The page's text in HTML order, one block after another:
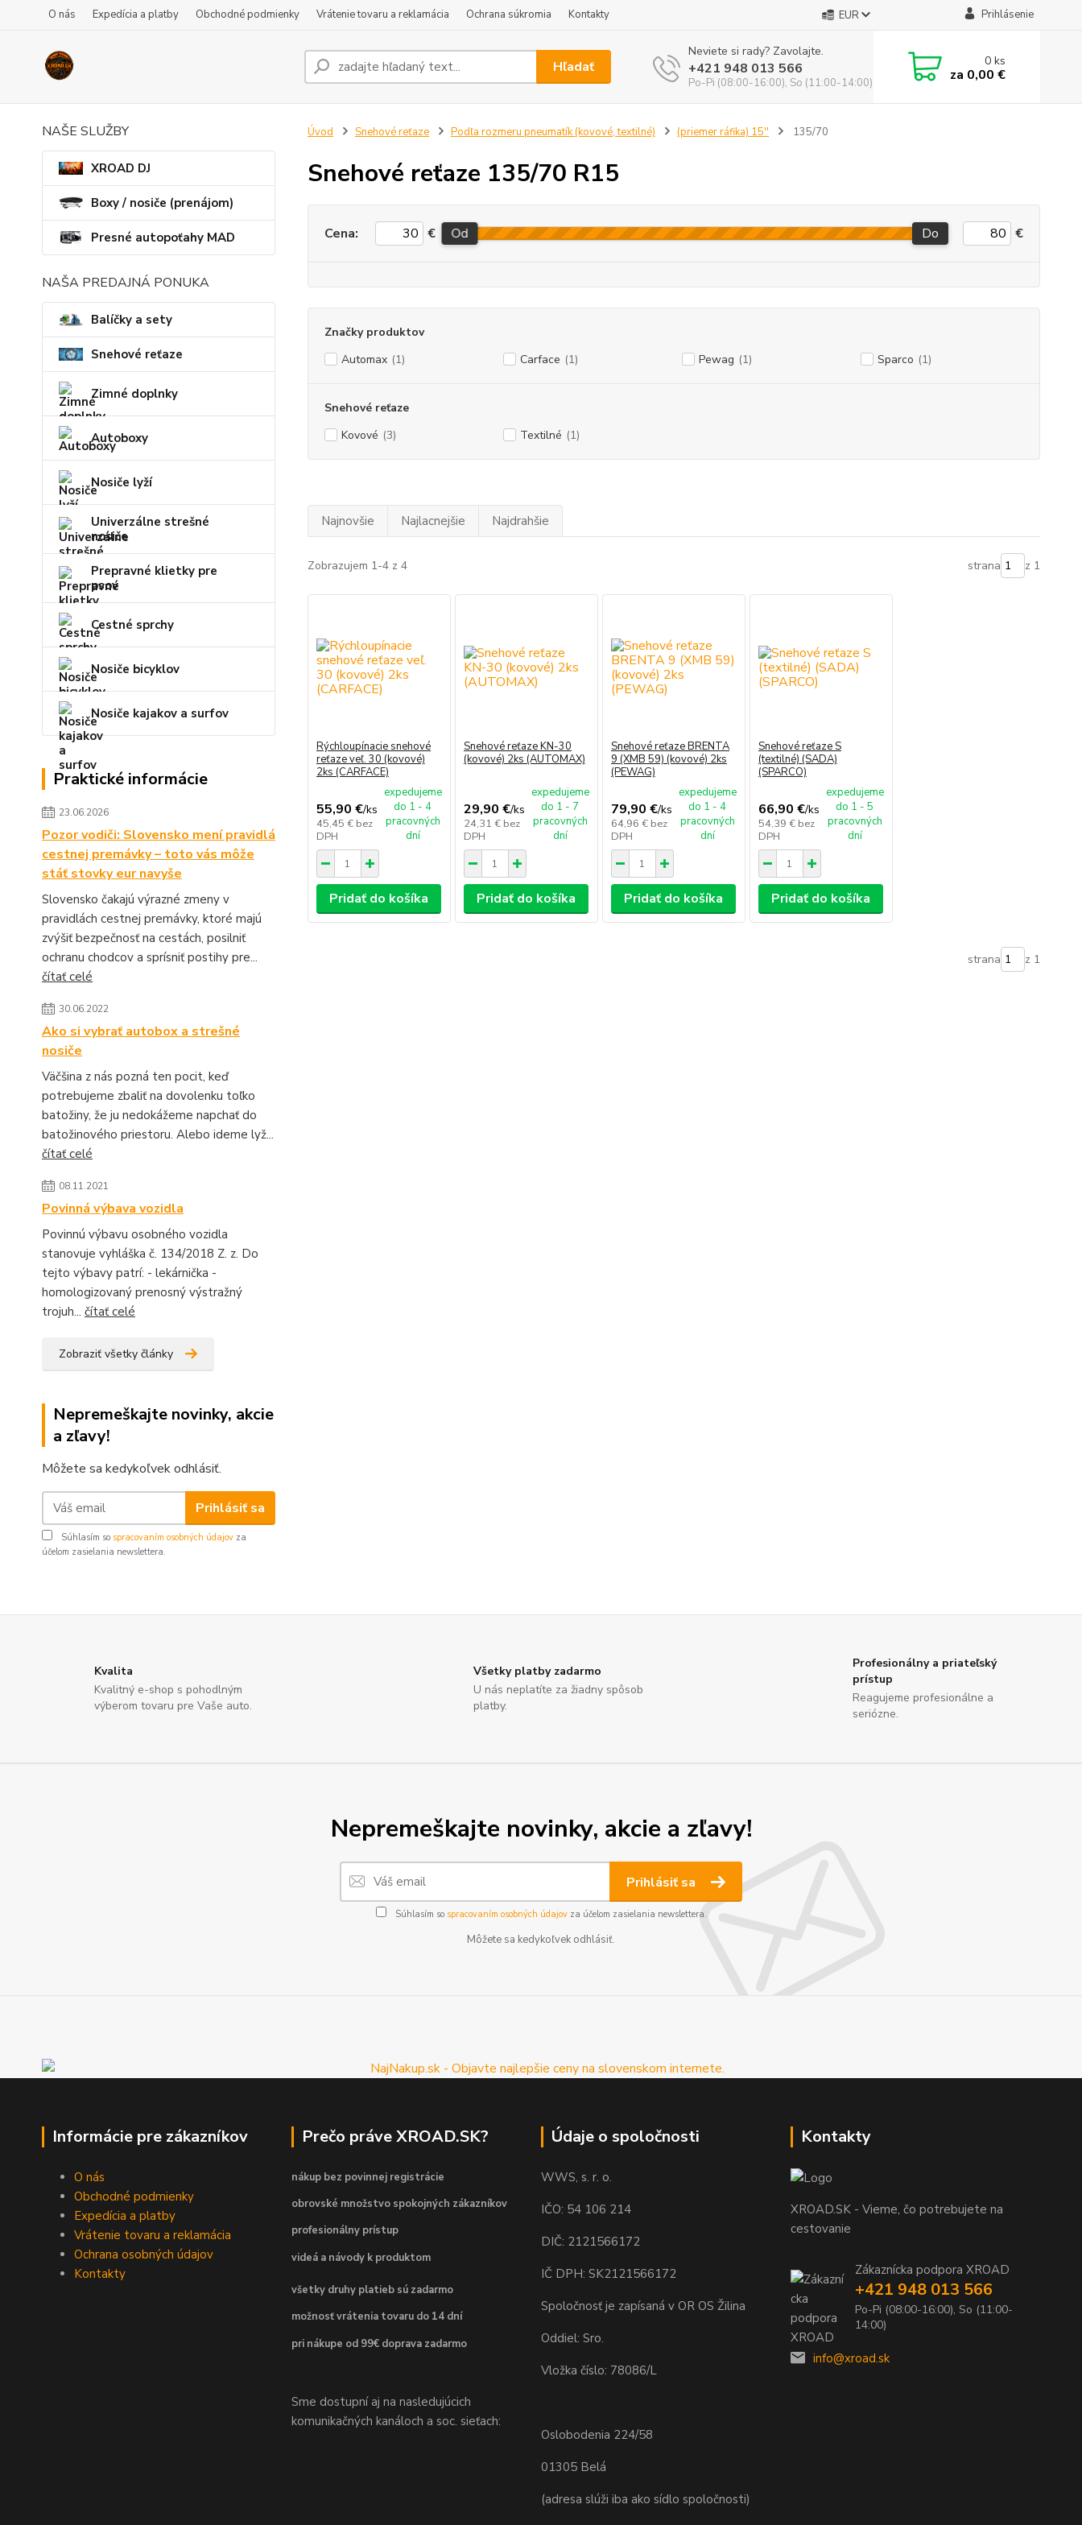
O nás Expedícia a platby Obchodné podmienky Vrátenie tovaru a reklamácia Ochrana súkromia Kontakty EUR Prihlásenie
Hľadať
Neviete si rady? Zavolajte.
+421 948 013 566
Po-Pi (08:00-16:00), So (11:00-14:00)
0ks
za 0,00 €
NAŠE SLUŽBY
XROAD DJ
Boxy / nosiče (prenájom)
Presné autopoťahy MAD
NAŠA PREDAJNÁ PONUKA
Balíčky a sety
Snehové reťaze
Zimné doplnky
Autoboxy
Nosiče lyží
Univerzálne strešné
nosiče
Prepravné klietky pre
psov
Cestné sprchy
Nosiče bicyklov
Nosiče kajakov a surfov
Praktické informácie
23.06.2026
Pozor vodiči: Slovensko mení pravidlá
cestnej premávky – toto vás môže
stáť stovky eur navyše
Slovensko čakajú výrazné zmeny v
pravidlách cestnej premávky, ktoré majú
zvýšiť bezpečnosť na cestách, posilniť
ochranu chodcov a sprísniť postihy pre...
čítať celé
30.06.2022
Ako si vybrať autobox a strešné
nosiče
Väčšina z nás pozná ten pocit, keď
potrebujeme zbaliť na dovolenku toľko
batožiny, že ju nedokážeme napchať do
batožinového priestoru. Alebo ideme lyž...
čítať celé
08.11.2021
Povinná výbava vozidla
Povinnú výbavu osobného vozidla
stanovuje vyhláška č. 134/2018 Z. z. Do
tejto výbavy patrí: - lekárnička -
homologizovaný prenosný výstražný
trojuh... čítať celé
Zobraziť všetky články
Nepremeškajte novinky, akcie
a zľavy!
Môžete sa kedykoľvek odhlásiť.
Prihlásiť sa
Súhlasím so spracovaním osobných údajov za
účelom zasielania newslettera.
Úvod Snehové reťaze Podľa rozmeru pneumatík (kovové, textilné) (priemer ráfika) 15'' 135/70
Snehové reťaze 135/70 R15
Cena: € Od Do €
Značky produktov
Automax (1) Carface (1) Pewag (1) Sparco (1)
Snehové reťaze
Kovové (3) Textilné (1)
Najnovšie Najlacnejšie Najdrahšie
Zobrazujem 1-4 z 4 strana z 1
Rýchloupínacie snehové
reťaze veľ. 30 (kovové)
2ks (CARFACE)
55,90 €/ks
45,45 € bez
DPH
expedujeme
do 1 - 4
pracovných
dní
Pridať do košíka
Snehové reťaze KN-30
(kovové) 2ks (AUTOMAX)
29,90 €/ks
24,31 € bez
DPH
expedujeme
do 1 - 7
pracovných
dní
Pridať do košíka
Snehové reťaze BRENTA
9 (XMB 59) (kovové) 2ks
(PEWAG)
79,90 €/ks
64,96 € bez
DPH
expedujeme
do 1 - 4
pracovných
dní
Pridať do košíka
Snehové reťaze S
(textilné) (SADA)
(SPARCO)
66,90 €/ks
54,39 € bez
DPH
expedujeme
do 1 - 5
pracovných
dní
Pridať do košíka
strana z 1
Kvalita
Kvalitný e-shop s pohodlným
výberom tovaru pre Vaše auto.
Všetky platby zadarmo
U nás neplatíte za žiadny spôsob
platby.
Profesionálny a priateľský
prístup
Reagujeme profesionálne a
seriózne.
Nepremeškajte novinky, akcie a zľavy!
Prihlásiť sa
Súhlasím so spracovaním osobných údajovza účelom zasielania newslettera.
Môžete sa kedykoľvek odhlásiť.
Informácie pre zákazníkov
O nás
Obchodné podmienky
Expedícia a platby
Vrátenie tovaru a reklamácia
Ochrana osobných údajov
Kontakty
Prečo práve XROAD.SK?
nákup bez povinnej registrácie
obrovské množstvo spokojných zákazníkov
profesionálny prístup
videá a návody k produktom
všetky druhy platieb sú zadarmo
možnosť vrátenia tovaru do 14 dní
pri nákupe od 99€ doprava zadarmo
Sme dostupní aj na nasledujúcich
komunikačných kanáloch a soc. sieťach:
Údaje o spoločnosti
WWS, s. r. o.
IČO: 54 106 214
DIČ: 2121566172
IČ DPH: SK2121566172
Spoločnosť je zapísaná v OR OS Žilina
Oddiel: Sro.
Vložka číslo: 78086/L
Oslobodenia 224/58
01305 Belá
(adresa slúži iba ako sídlo spoločnosti)
Kontakty
XROAD.SK - Vieme, čo potrebujete na
cestovanie
Zákaznícka podpora XROAD
+421 948 013 566
Po-Pi (08:00-16:00), So (11:00-
14:00)
info@xroad.sk